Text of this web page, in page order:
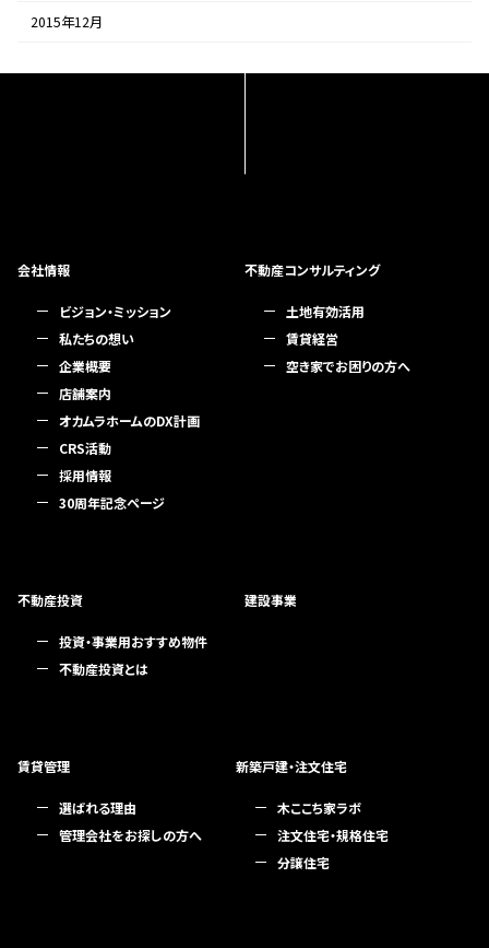
2015年12月
会社情報
ビジョン・ミッション
私たちの想い
企業概要
店舗案内
オカムラホームのDX計画
CRS活動
採用情報
30周年記念ページ
不動産コンサルティング
土地有効活用
賃貸経営
空き家でお困りの方へ
不動産投資
投資・事業用おすすめ物件
不動産投資とは
建設事業
賃貸管理
選ばれる理由
管理会社をお探しの方へ
新築戸建・注文住宅
木ここち家ラボ
注文住宅・規格住宅
分譲住宅